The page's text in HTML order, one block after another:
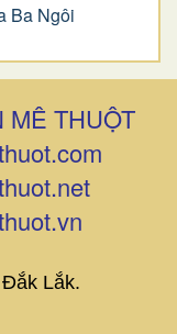
Ba Ngôi
MÊ THUỘT
Lắk.